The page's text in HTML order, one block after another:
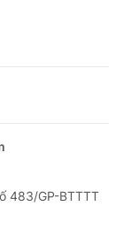
483/GP-BTTTT